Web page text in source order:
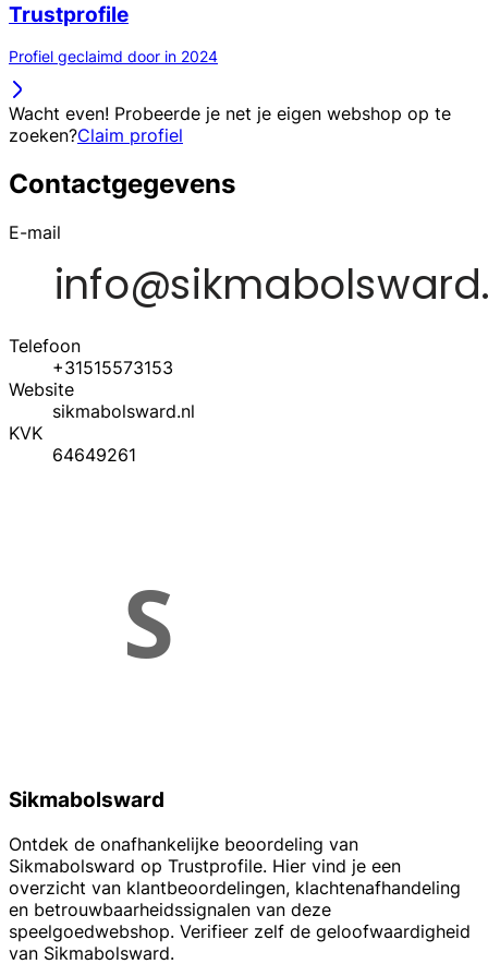
Trustprofile
Profiel geclaimd door in 2024
Wacht even! Probeerde je net je eigen webshop op te
zoeken?Claim profiel
Contactgegevens
E-mail
Telefoon
+31515573153
Website
sikmabolsward.nl
KVK
64649261
Sikmabolsward
Ontdek de onafhankelijke beoordeling van
Sikmabolsward op Trustprofile. Hier vind je een
overzicht van klantbeoordelingen, klachtenafhandeling
en betrouwbaarheidssignalen van deze
speelgoedwebshop. Verifieer zelf de geloofwaardigheid
van Sikmabolsward.